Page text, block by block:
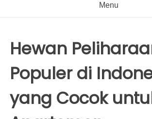
Menu
Hewan
Populer di
yang Cocok